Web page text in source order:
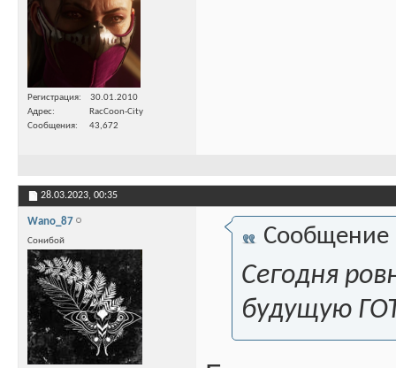
Регистрация
30.01.2010
Адрес
RacCoon-City
Сообщения
43,672
28.03.2023, 00:35
Wano_87
Сонибой Сообщение
Сегодня
будущую